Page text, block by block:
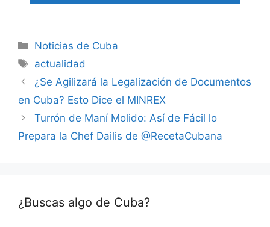
Categories
Noticias de Cuba
Tags
actualidad
¿Se Agilizará la Legalización de Documentos
en Cuba? Esto Dice el MINREX
Turrón de Maní Molido: Así de Fácil lo
Prepara la Chef Dailis de @RecetaCubana
¿Buscas algo de Cuba?